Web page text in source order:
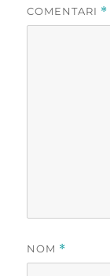
COMENTARI *
NOM *